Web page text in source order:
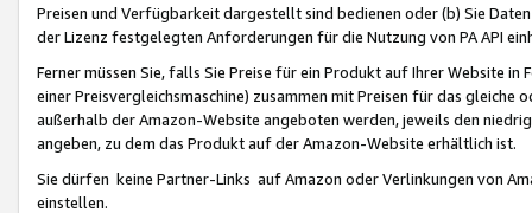
Preisen und Verfügbarkeit dargestellt sind bedienen oder (b) Sie
der Lizenz festgelegten Anforderungen für die Nutzung von PA API
Ferner müssen Sie, falls Sie Preise für ein Produkt auf Ihrer Website
einer Preisvergleichsmaschine) zusammen mit Preisen für das
außerhalb der Amazon-Website angeboten werden, jeweils den
angeben, zu dem das Produkt auf der Amazon-Website erhältlich ist.
Sie dürfen keine Partner-Links auf Amazon oder Verlinkungen von
einstellen.